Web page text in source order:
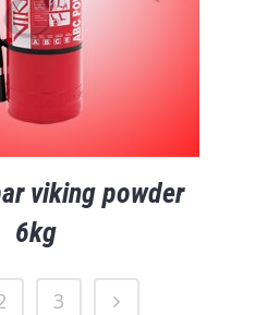
viking powder
6kg
3